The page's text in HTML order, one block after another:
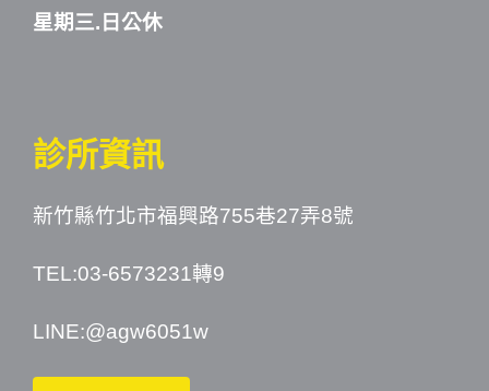
星期三.日公休
診所資訊
新竹縣竹北市福興路755巷27弄8號
TEL:03-6573231轉9
LINE:@agw6051w